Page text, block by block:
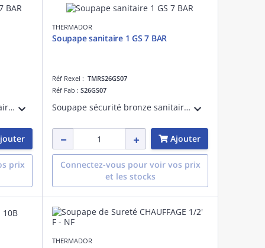
Soupape sécurité bronze sanitaire 3/4' Thermador 7 bar
prix
THERMADOR
Soupape sanitaire 1 GS 7 BAR
Réf Rexel : TMRS26GS07
Réf Fab : S26GS07
Soupape sécurité bronze sanitaire 1' Thermador 7 bar
Ajouter
Connectez-vous pour voir vos prix
et les stocks
THERMADOR